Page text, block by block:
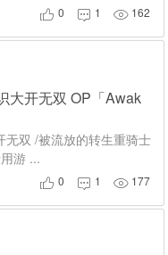
 0  1  162
大开无双 OP「Awak
无双 /被流放的转生重骑士
游 ...
 0  1  177